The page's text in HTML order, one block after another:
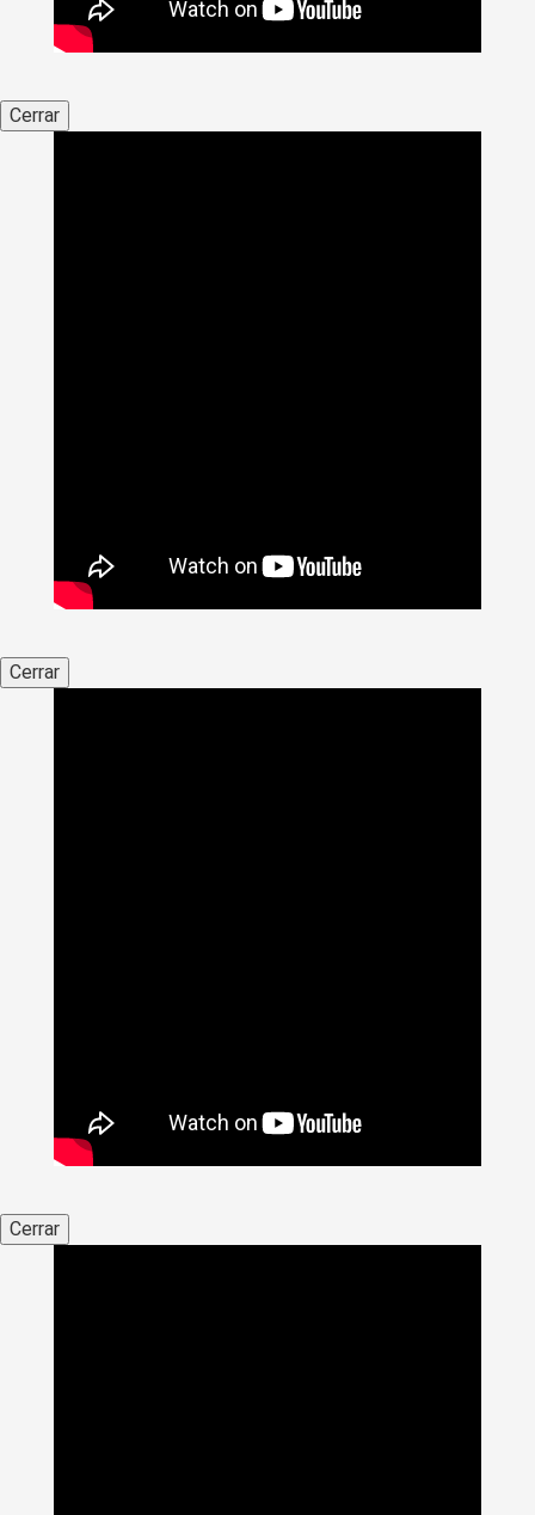
Cerrar
Cerrar
Cerrar